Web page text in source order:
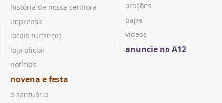
história de nossa senhora
imprensa
locais turísticos
loja oficial
notícias
novena e festa
o santuário
orações
papa
vídeos
anuncie no A12